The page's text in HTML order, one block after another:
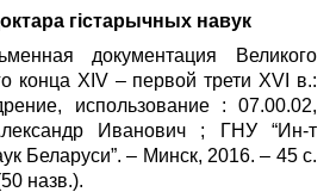
гістарычных навук
документация Великого
конца XIV – первой трети XVI в.:
использование : 07.00.02,
Иванович ; ГНУ “Ин-т
Беларуси”. – Минск, 2016. – 45 с.
назв.).